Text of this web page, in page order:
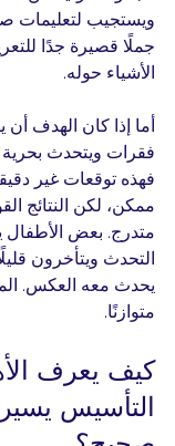
ويستجيب لتعليمات
جملًا قصيرة جدًا
الأشياء حوله.
أما إذا كان الهدف أن
فقرات ويتحدث بحرية
فهذه توقعات غير
ممكن، لكن النتائج
متدرج. بعض
التحدث ويتأخرون
يحدث معه العكس.
متوازنًا.
كيف يعرف
التأسيس